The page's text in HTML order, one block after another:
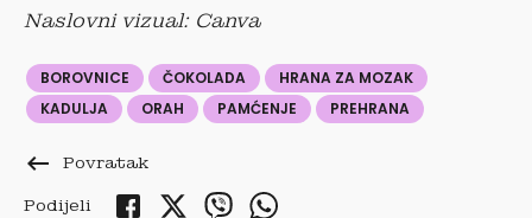
Naslovni vizual: Canva
BOROVNICE ČOKOLADA
HRANA ZA MOZAK
KADULJA
ORAH PAMĆENJE PREHRANA
keyboard_backspace Povratak
Podijeli